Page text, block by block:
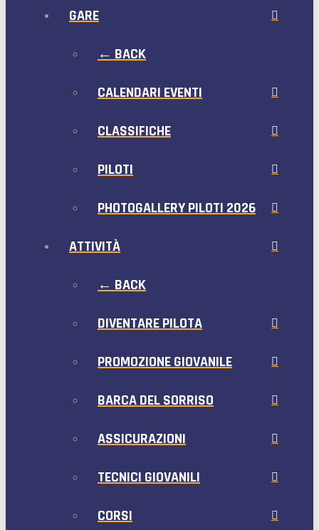
GARE
← BACK
CALENDARI EVENTI
CLASSIFICHE
PILOTI
PHOTOGALLERY PILOTI 2026
ATTIVITÀ
← BACK
DIVENTARE PILOTA
PROMOZIONE GIOVANILE
BARCA DEL SORRISO
ASSICURAZIONI
TECNICI GIOVANILI
CORSI